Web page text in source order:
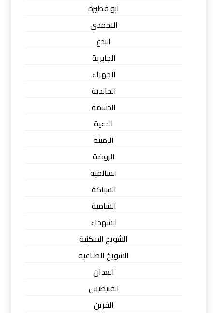
ابو فطيرة
الاحمدي
البدع
الجابرية
الجهراء
الخالدية
الدسمة
الدعية
الرميثة
الروضة
السالمية
السباكة
الشامية
الشهداء
الشويخ السكنية
الشويخ الصناعية
العدان
الفنيطيس
القرين